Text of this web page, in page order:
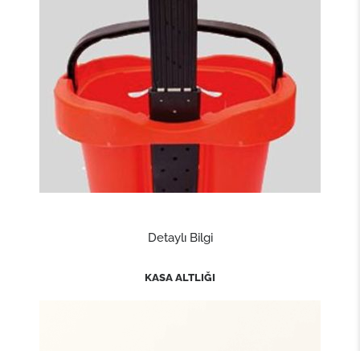
Detaylı Bilgi
KASA ALTLIĞI